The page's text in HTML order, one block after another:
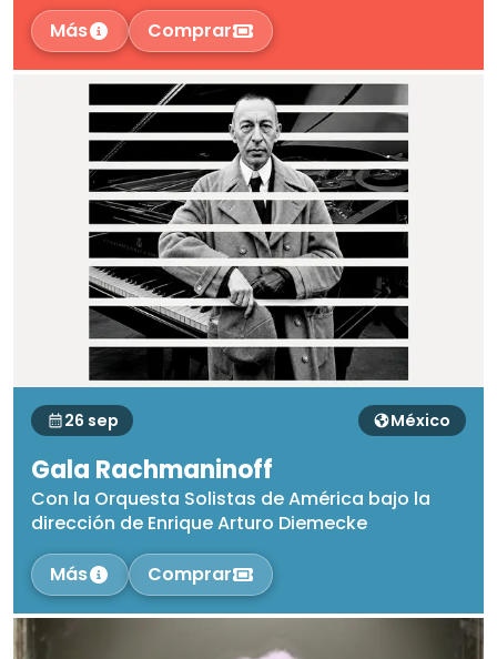
Más
Comprar
26 sep México
Gala Rachmaninoff
Con la Orquesta Solistas de América bajo la
dirección de Enrique Arturo Diemecke
Más
Comprar